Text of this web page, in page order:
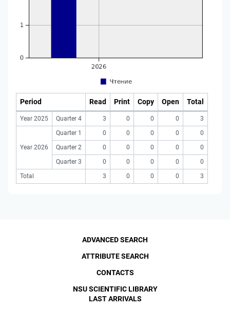
Period Read Print Copy Open Total
Year 2025 Quarter 4 3 0 0 0 3
Year 2026
Quarter 1 0 0 0 0
0
Quarter 2
0 0 0 0
0
Quarter 3
0 0 0 0
0
Total
3 0 0 0 3
ADVANCED SEARCH
ATTRIBUTE SEARCH
CONTACTS
NSU SCIENTIFIC LIBRARY
LAST ARRIVALS